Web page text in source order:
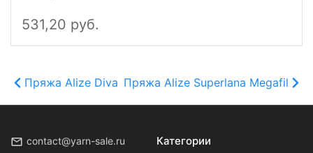
531,20 руб.
Пряжа Alize Diva Пряжа Alize Superlana Megafil
contact@yarn-sale.ru
Категории